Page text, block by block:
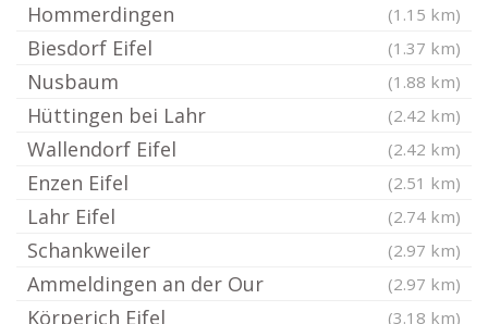
Hommerdingen (1.15 km)
Biesdorf Eifel (1.37 km)
Nusbaum (1.88 km)
Hüttingen bei Lahr (2.42 km)
Wallendorf Eifel (2.42 km)
Enzen Eifel (2.51 km)
Lahr Eifel (2.74 km)
Schankweiler (2.97 km)
Ammeldingen an der Our (2.97 km)
Körperich Eifel (3.18 km)